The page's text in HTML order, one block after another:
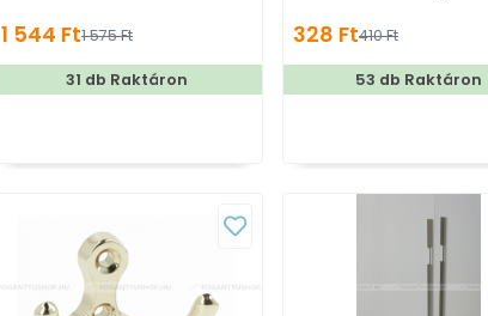
ötvözet - Színes fém
gombfogantyú, bútorgomb
1 544 Ft1 575 Ft
31 db Raktáron
Mesefigurás,
gyerekbútor
328 Ft410 Ft
53 db Raktáron